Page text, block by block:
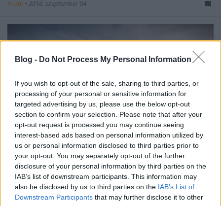
Blog - Do Not Process My Personal Information
If you wish to opt-out of the sale, sharing to third parties, or
processing of your personal or sensitive information for
targeted advertising by us, please use the below opt-out
section to confirm your selection. Please note that after your
opt-out request is processed you may continue seeing
interest-based ads based on personal information utilized by
us or personal information disclosed to third parties prior to
your opt-out. You may separately opt-out of the further
disclosure of your personal information by third parties on the
IAB’s list of downstream participants. This information may
also be disclosed by us to third parties on the IAB’s List of
Downstream Participants that may further disclose it to other
m.adi • 2016. szeptember 04.
Nagyon gyorsan elmúlt ez a nyár, bár még azért
nem teljesen, mert egyrészt most is tök jó idő van,
másrészt pedig az aktuális dalmegosztásban ...